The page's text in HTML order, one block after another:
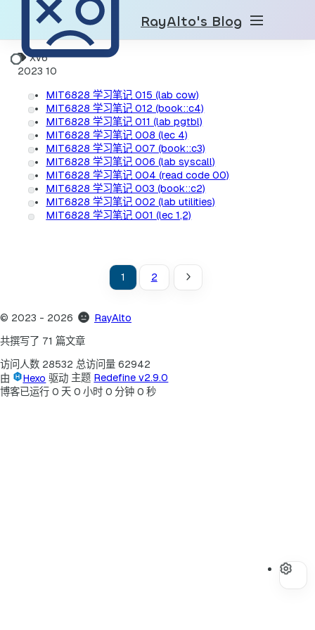
RayAlto's Blog
Xv6
2023 10
MIT6828 学习笔记 015 (lab cow)
MIT6828 学习笔记 012 (book::c4)
MIT6828 学习笔记 011 (lab pgtbl)
MIT6828 学习笔记 008 (lec 4)
MIT6828 学习笔记 007 (book::c3)
MIT6828 学习笔记 006 (lab syscall)
MIT6828 学习笔记 004 (read code 00)
MIT6828 学习笔记 003 (book::c2)
MIT6828 学习笔记 002 (lab utilities)
MIT6828 学习笔记 001 (lec 1,2)
1 2
© 2023 - 2026 RayAlto
共撰写了 71 篇文章
访问人数 28532 总访问量 62942
由
Hexo 驱动 主题 Redefine v2.9.0
博客已运行 0 天 0 小时 0 分钟 0 秒